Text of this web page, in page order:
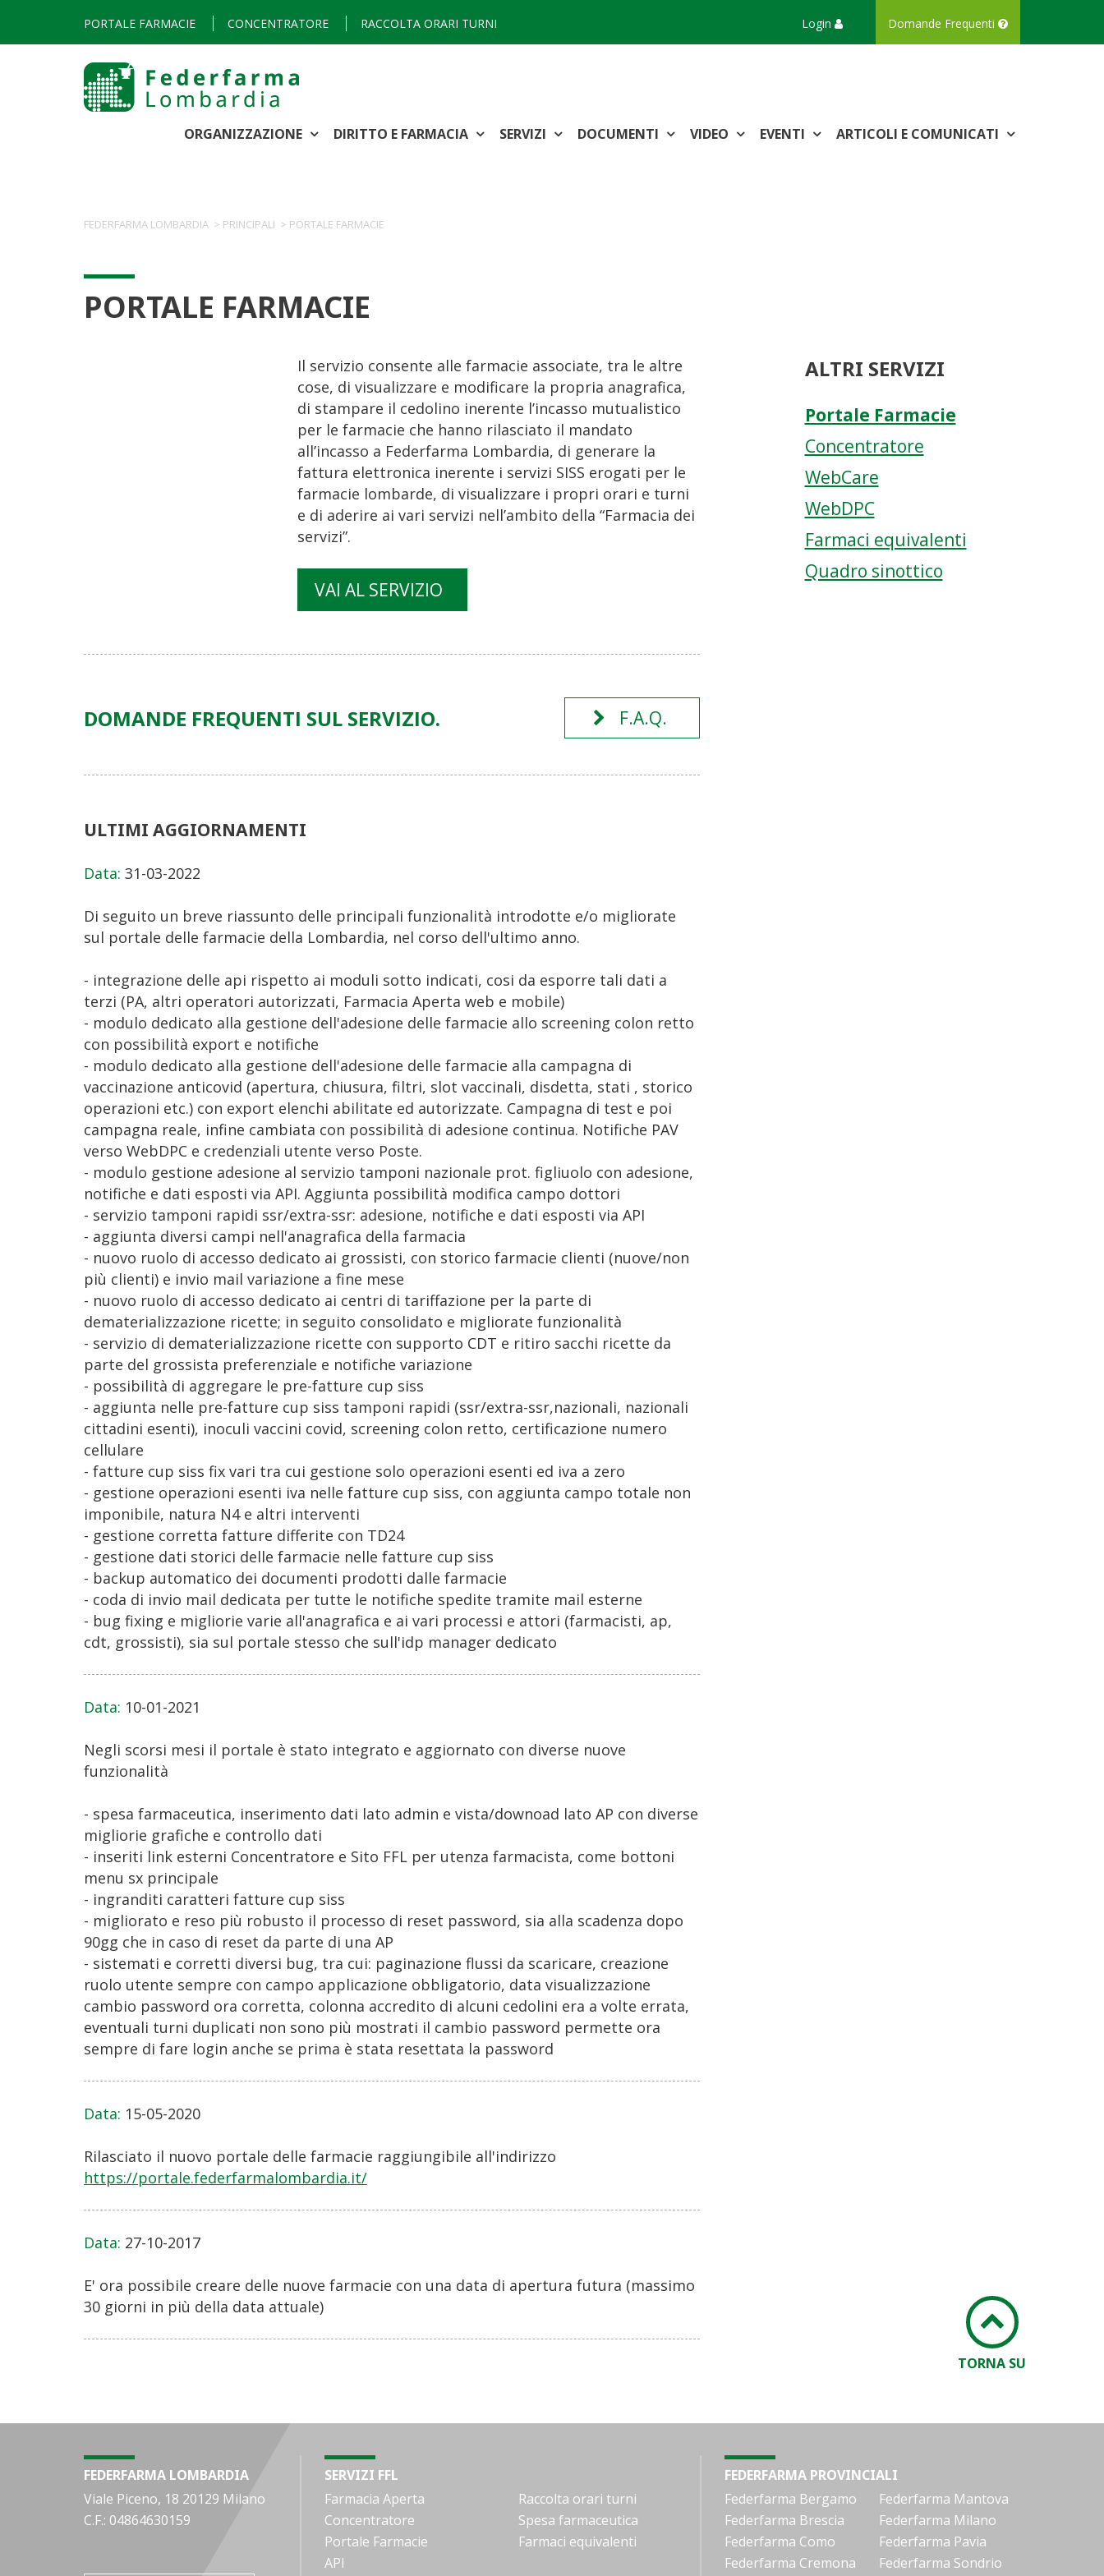
PORTALE FARMACIE CONCENTRATORE RACCOLTA ORARI TURNI Login Domande Frequenti
ORGANIZZAZIONE DIRITTO E FARMACIA SERVIZI DOCUMENTI VIDEO EVENTI ARTICOLI E COMUNICATI
FEDERFARMA LOMBARDIA > PRINCIPALI > PORTALE FARMACIE
PORTALE FARMACIE
Il servizio consente alle farmacie associate, tra le altre
cose, di visualizzare e modificare la propria anagrafica,
di stampare il cedolino inerente l’incasso mutualistico
per le farmacie che hanno rilasciato il mandato
all’incasso a Federfarma Lombardia, di generare la
fattura elettronica inerente i servizi SISS erogati per le
farmacie lombarde, di visualizzare i propri orari e turni
e di aderire ai vari servizi nell’ambito della “Farmacia dei
servizi”.
VAI AL SERVIZIO
DOMANDE FREQUENTI SUL SERVIZIO. F.A.Q.
ULTIMI AGGIORNAMENTI
Data: 31-03-2022
Di seguito un breve riassunto delle principali funzionalità introdotte e/o migliorate
sul portale delle farmacie della Lombardia, nel corso dell'ultimo anno.
- integrazione delle api rispetto ai moduli sotto indicati, cosi da esporre tali dati a
terzi (PA, altri operatori autorizzati, Farmacia Aperta web e mobile)
- modulo dedicato alla gestione dell'adesione delle farmacie allo screening colon retto
con possibilità export e notifiche
- modulo dedicato alla gestione dell'adesione delle farmacie alla campagna di
vaccinazione anticovid (apertura, chiusura, filtri, slot vaccinali, disdetta, stati , storico
operazioni etc.) con export elenchi abilitate ed autorizzate. Campagna di test e poi
campagna reale, infine cambiata con possibilità di adesione continua. Notifiche PAV
verso WebDPC e credenziali utente verso Poste.
- modulo gestione adesione al servizio tamponi nazionale prot. figliuolo con adesione,
notifiche e dati esposti via API. Aggiunta possibilità modifica campo dottori
- servizio tamponi rapidi ssr/extra-ssr: adesione, notifiche e dati esposti via API
- aggiunta diversi campi nell'anagrafica della farmacia
- nuovo ruolo di accesso dedicato ai grossisti, con storico farmacie clienti (nuove/non
più clienti) e invio mail variazione a fine mese
- nuovo ruolo di accesso dedicato ai centri di tariffazione per la parte di
dematerializzazione ricette; in seguito consolidato e migliorate funzionalità
- servizio di dematerializzazione ricette con supporto CDT e ritiro sacchi ricette da
parte del grossista preferenziale e notifiche variazione
- possibilità di aggregare le pre-fatture cup siss
- aggiunta nelle pre-fatture cup siss tamponi rapidi (ssr/extra-ssr,nazionali, nazionali
cittadini esenti), inoculi vaccini covid, screening colon retto, certificazione numero
cellulare
- fatture cup siss fix vari tra cui gestione solo operazioni esenti ed iva a zero
- gestione operazioni esenti iva nelle fatture cup siss, con aggiunta campo totale non
imponibile, natura N4 e altri interventi
- gestione corretta fatture differite con TD24
- gestione dati storici delle farmacie nelle fatture cup siss
- backup automatico dei documenti prodotti dalle farmacie
- coda di invio mail dedicata per tutte le notifiche spedite tramite mail esterne
- bug fixing e migliorie varie all'anagrafica e ai vari processi e attori (farmacisti, ap,
cdt, grossisti), sia sul portale stesso che sull'idp manager dedicato
Data: 10-01-2021
Negli scorsi mesi il portale è stato integrato e aggiornato con diverse nuove
funzionalità
- spesa farmaceutica, inserimento dati lato admin e vista/downoad lato AP con diverse
migliorie grafiche e controllo dati
- inseriti link esterni Concentratore e Sito FFL per utenza farmacista, come bottoni
menu sx principale
- ingranditi caratteri fatture cup siss
- migliorato e reso più robusto il processo di reset password, sia alla scadenza dopo
90gg che in caso di reset da parte di una AP
- sistemati e corretti diversi bug, tra cui: paginazione flussi da scaricare, creazione
ruolo utente sempre con campo applicazione obbligatorio, data visualizzazione
cambio password ora corretta, colonna accredito di alcuni cedolini era a volte errata,
eventuali turni duplicati non sono più mostrati il cambio password permette ora
sempre di fare login anche se prima è stata resettata la password
Data: 15-05-2020
Rilasciato il nuovo portale delle farmacie raggiungibile all'indirizzo
https://portale.federfarmalombardia.it/
Data: 27-10-2017
E' ora possibile creare delle nuove farmacie con una data di apertura futura (massimo
30 giorni in più della data attuale)
ALTRI SERVIZI
Portale Farmacie
Concentratore
WebCare
WebDPC
Farmaci equivalenti
Quadro sinottico
TORNA SU
FEDERFARMA LOMBARDIA
Viale Piceno, 18 20129 Milano
C.F.: 04864630159
SERVIZI FFL
Farmacia Aperta
Concentratore
Portale Farmacie
API
Raccolta orari turni
Spesa farmaceutica
Farmaci equivalenti
FEDERFARMA PROVINCIALI
Federfarma Bergamo
Federfarma Brescia
Federfarma Como
Federfarma Cremona
Federfarma Mantova
Federfarma Milano
Federfarma Pavia
Federfarma Sondrio